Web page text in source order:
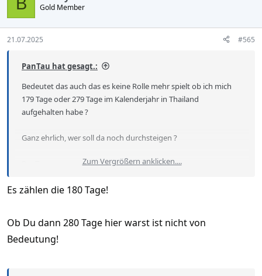
o
n
s
:
Gold Member
21.07.2025 #565
PanTau hat gesagt.:
Bedeutet das auch das es keine Rolle mehr spielt ob ich mich
179 Tage oder 279 Tage im Kalenderjahr in Thailand
aufgehalten habe ?
Ganz ehrlich, wer soll da noch durchsteigen ?
Zum Vergrößern anklicken....
Es zählen die 180 Tage!
Ob Du dann 280 Tage hier warst ist nicht von
Bedeutung!